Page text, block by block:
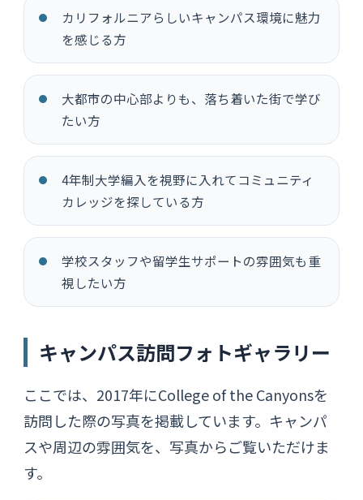
カリフォルニアらしいキャンパス環境に魅力
を感じる方
大都市の中心部よりも、落ち着いた街で学び
たい方
4年制大学編入を視野に入れてコミュニティ
カレッジを探している方
学校スタッフや留学生サポートの雰囲気も重
視したい方
キャンパス訪問フォトギャラリー
ここでは、2017年にCollege of the Canyonsを
訪問した際の写真を掲載しています。キャンパ
スや周辺の雰囲気を、写真からご覧いただけま
す。